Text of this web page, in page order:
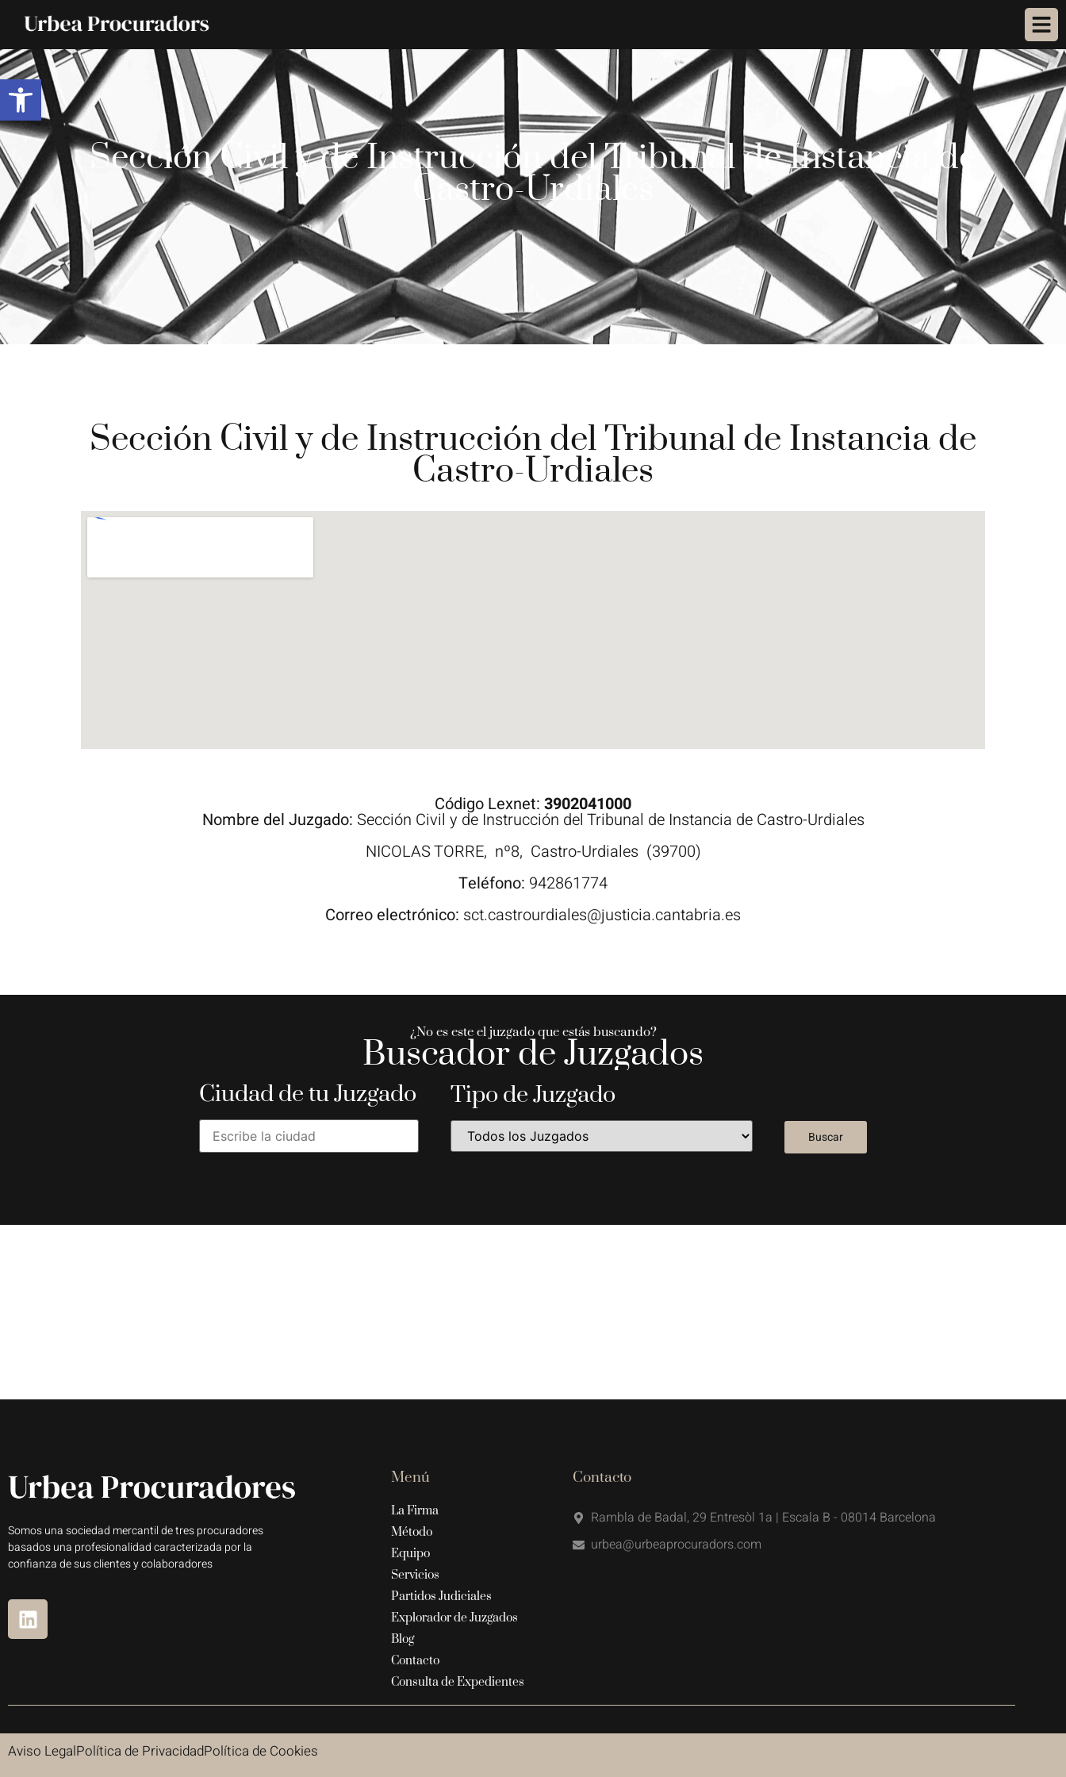
Abrir barra de herramientas
Sección Civil y de Instrucción del Tribunal de Instancia de
Castro-Urdiales
Sección Civil y de Instrucción del Tribunal de Instancia de
Castro-Urdiales
Código Lexnet: 3902041000
Nombre del Juzgado: Sección Civil y de Instrucción del Tribunal de Instancia de Castro-Urdiales
NICOLAS TORRE, nº8, Castro-Urdiales (39700)
Teléfono: 942861774
Correo electrónico: sct.castrourdiales@justicia.cantabria.es
¿No es este el juzgado que estás buscando?
Buscador de Juzgados
Ciudad de tu Juzgado Tipo de Juzgado
Somos una sociedad mercantil de tres procuradores
basados una profesionalidad caracterizada por la
confianza de sus clientes y colaboradores
Menú
La Firma
Método
Equipo
Servicios
Partidos Judiciales
Explorador de Juzgados
Blog
Contacto
Consulta de Expedientes
Contacto
Rambla de Badal, 29 Entresòl 1a | Escala B - 08014 Barcelona
urbea@urbeaprocuradors.com
Aviso LegalPolítica de PrivacidadPolítica de Cookies